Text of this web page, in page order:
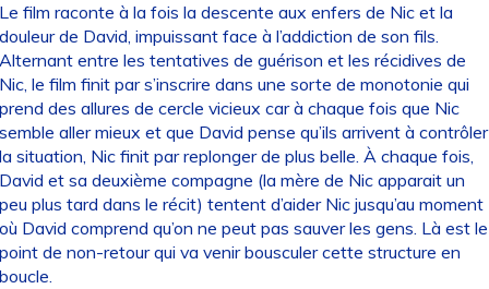
film raconte à la fois la descente aux enfers de Nic et la
de David, impuissant face à l’addiction de son fils.
entre les tentatives de guérison et les récidives de
le film finit par s’inscrire dans une sorte de monotonie qui
des allures de cercle vicieux car à chaque fois que Nic
aller mieux et que David pense qu’ils arrivent à contrôler
situation, Nic finit par replonger de plus belle. À chaque fois,
et sa deuxième compagne (la mère de Nic apparait un
plus tard dans le récit) tentent d’aider Nic jusqu’au moment
David comprend qu’on ne peut pas sauver les gens. Là est le
de non-retour qui va venir bousculer cette structure en